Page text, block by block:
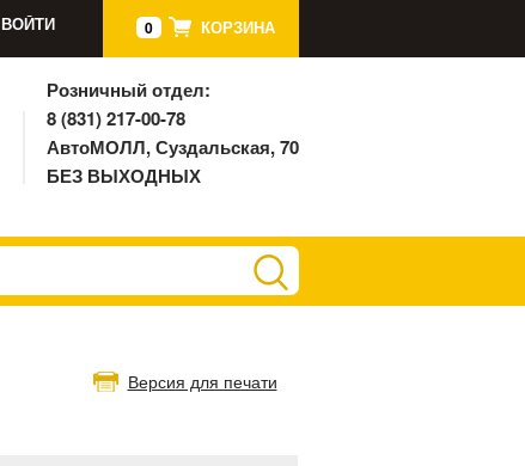
0 КОРЗИНА
ВОЙТИ
Розничный отдел:
8 (831) 217-00-78
АвтоМОЛЛ, Суздальская, 70
БЕЗ ВЫХОДНЫХ
Версия для печати